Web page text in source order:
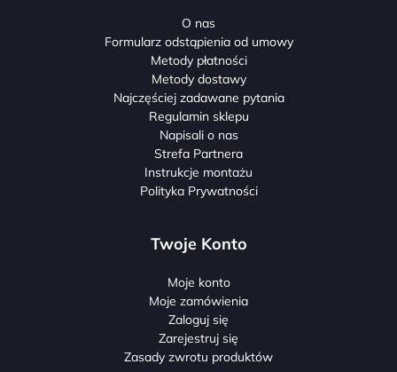
O nas
Formularz odstąpienia od umowy
Metody płatności
Metody dostawy
Najczęściej zadawane pytania
Regulamin sklepu
Napisali o nas
Strefa Partnera
Instrukcje montażu
Polityka Prywatności
Twoje Konto
Moje konto
Moje zamówienia
Zaloguj się
Zarejestruj się
Zasady zwrotu produktów